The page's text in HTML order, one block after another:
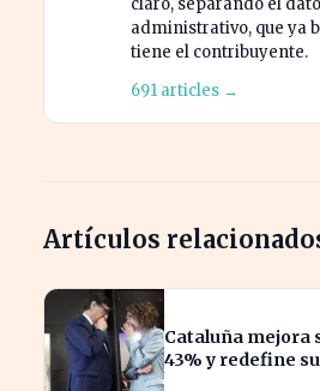
administrativo, que ya
tiene el contribuyente.
691 articles →
Artículos
Cataluña mejora
43% y redefine